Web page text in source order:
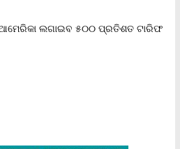
ଲଗାଇବ ୫୦୦ ପ୍ରତିଶତ ଟାରିଫ